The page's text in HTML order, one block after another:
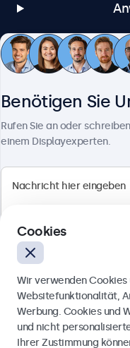
Deutsch
Benötigen Sie
Rufen Sie an oder
einem Displayexperten.
Cookies
Wir verwenden
Websitefunktionalität,
Werbung. Cookies und
und nicht
Ihrer Zustimmung